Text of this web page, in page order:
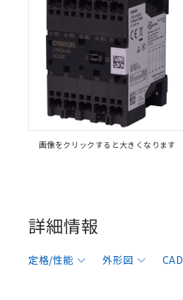
画像をクリックすると大きくなります
詳細情報
定格/性能 外形図 CAD